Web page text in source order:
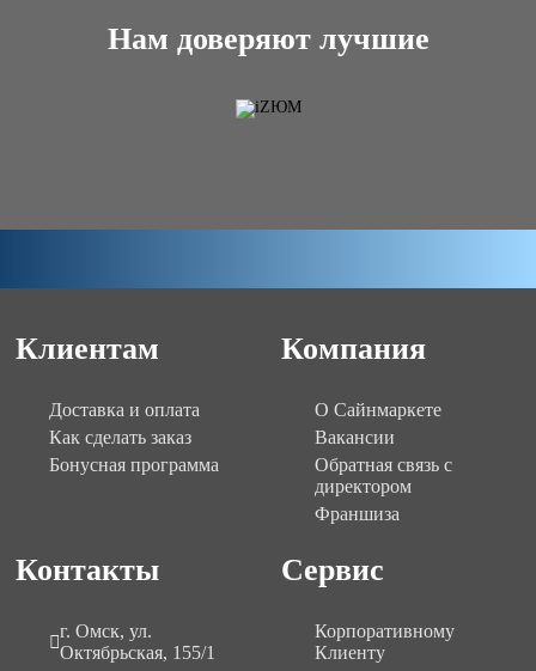
Нам доверяют лучшие
Клиентам
Доставка и оплата
Как сделать заказ
Бонусная программа
Компания
О Сайнмаркете
Вакансии
Обратная связь с
директором
Франшиза
Контакты
г. Омск, ул.
Октябрьская, 155/1
Сервис
Корпоративному
Клиенту